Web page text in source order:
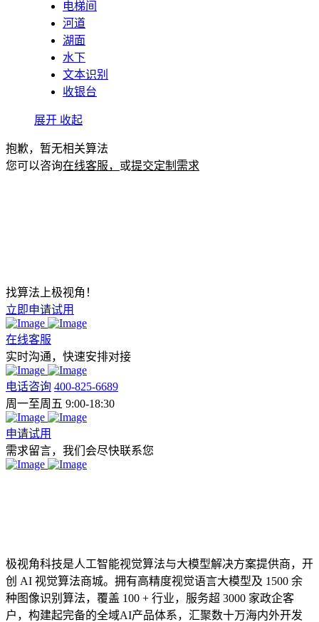
电梯间
河道
湖面
水下
文本识别
收银台
展开 收起
抱歉，暂无相关算法
您可以咨询在线客服， 或提交定制需求
找算法上极视角！
立即申请试用
在线客服
实时沟通，快速安排对接
电话咨询 400-825-6689
周一至周五 9:00-18:30
申请试用
需求留言，我们会尽快联系您
极视角科技是人工智能视觉算法与大模型解决方案提供商，开
创 AI 视觉算法商城。拥有高精度视觉语言大模型及 1500 余
种图像识别算法，覆盖 100 + 行业，服务超 3000 家政企客
户，构建起完备的全域AI产品体系，汇聚数十万海内外开发